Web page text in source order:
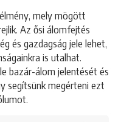
mely mögött
Az ősi álomfejtés
és gazdagság jele lehet,
is utalhat.
bazár-álom jelentését és
segítsünk megérteni ezt